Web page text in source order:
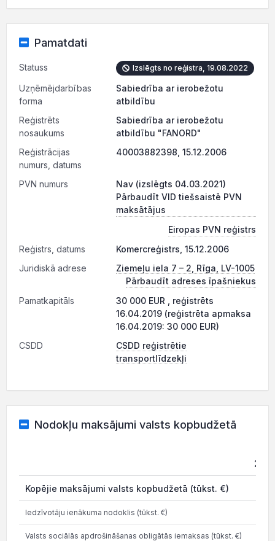
Pamatdati
Statuss Izslēgts no reģistra, 19.08.2022
Uzņēmējdarbības
forma
Sabiedrība ar ierobežotu
atbildību
Reģistrēts
nosaukums
Sabiedrība ar ierobežotu
atbildību "FANORD"
Reģistrācijas
numurs, datums
40003882398, 15.12.2006
PVN numurs
Nav (izslēgts 04.03.2021)
Pārbaudīt VID tiešsaistē PVN
maksātājus
Eiropas PVN reģistrs
Reģistrs, datums
Komercreģistrs, 15.12.2006
Juridiskā adrese
Ziemeļu iela 7 – 2, Rīga, LV-1005
Pārbaudīt adreses īpašniekus
Pamatkapitāls
30 000 EUR , reģistrēts
16.04.2019 (reģistrēta apmaksa
16.04.2019: 30 000 EUR)
CSDD
CSDD reģistrētie
transportlīdzekļi
Nodokļu maksājumi valsts kopbudžetā
2021
Kopējie maksājumi valsts kopbudžetā (tūkst. €)
Iedzīvotāju ienākuma nodoklis (tūkst. €)
Valsts sociālās apdrošināšanas obligātās iemaksas (tūkst. €)